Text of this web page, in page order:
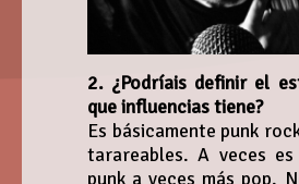
2. ¿Podríais definir el
que influencias tiene?
Es básicamente punk
tarareables. A veces
punk a veces más pop.